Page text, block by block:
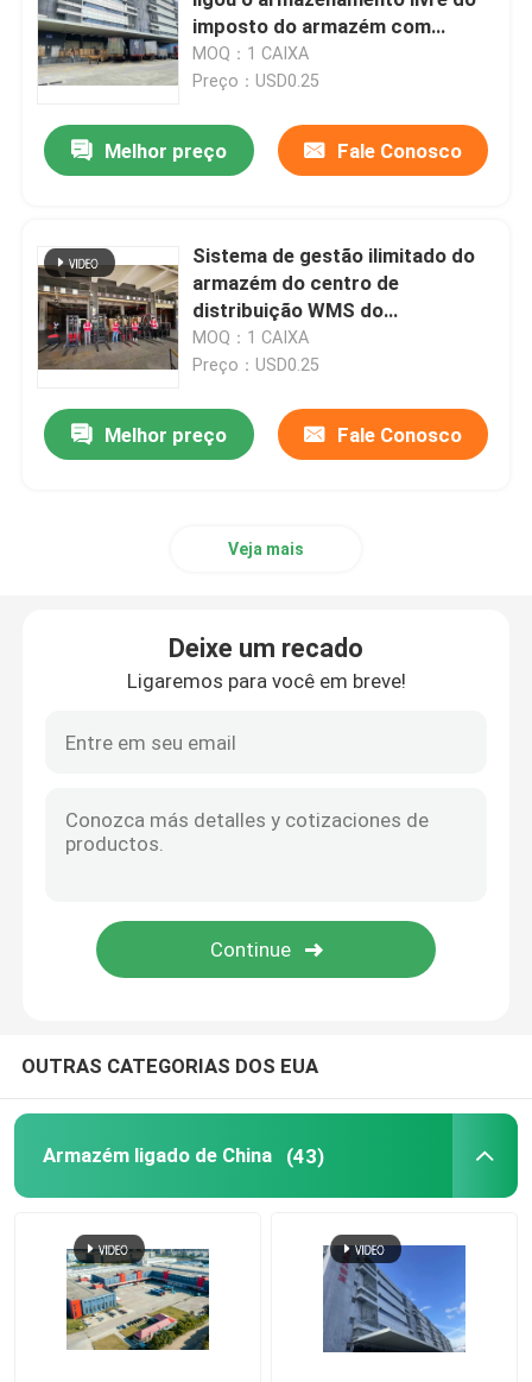
Hong Kong Bonded Warehouse
Os costumes ligaram armazéns
Zona de comércio livre de China
Zona de comércio livre de Guangzhou
Zona de comércio livre de Shenzhen
Remetente de frete de China
Serviço da logística de China
imposto do armazém com
exposição da inspeção
MOQ：1 CAIXA
Preço：USD0.25
Melhor preço Fale Conosco
Sistema de gestão ilimitado do
armazém do centro de
distribuição WMS do
subministro médico com
picareta e bloco
MOQ：1 CAIXA
Preço：USD0.25
Melhor preço Fale Conosco
Veja mais
Deixe um recado
Ligaremos para você em breve!
OUTRAS CATEGORIAS DOS EUA
Armazém ligado de China (43)